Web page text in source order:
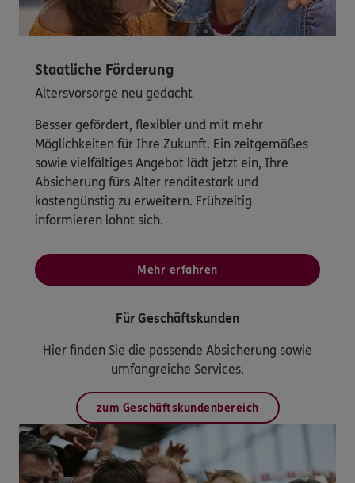
Staatliche Förderung
Altersvorsorge neu gedacht
Besser gefördert, flexibler und mit mehr
Möglichkeiten für Ihre Zukunft. Ein zeitgemäßes
sowie vielfältiges Angebot lädt jetzt ein, Ihre
Absicherung fürs Alter renditestark und
kostengünstig zu erweitern. Frühzeitig
informieren lohnt sich.
Mehr erfahren
Für Geschäftskunden
Hier finden Sie die passende Absicherung sowie
umfangreiche Services.
zum Geschäftskundenbereich